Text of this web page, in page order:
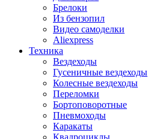
Брелоки
Из бензопил
Видео самоделки
Aliexpress
Техника
Вездеходы
Гусеничные вездеходы
Колесные вездеходы
Переломки
Бортоповоротные
Пневмоходы
Каракаты
Квадроциклы